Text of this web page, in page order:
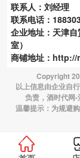
联系人：刘经理
联系电话：
企业地址：天津
室）
商铺地址： http://
Copyright
以上信息由企业自
负责，酒时代网-
温馨提示：为规避